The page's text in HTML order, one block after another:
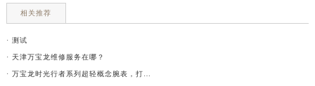
相关推荐
· 测试
· 天津万宝龙维修服务在哪？
· 万宝龙时光行者系列超轻概念腕表，打造至轻美学